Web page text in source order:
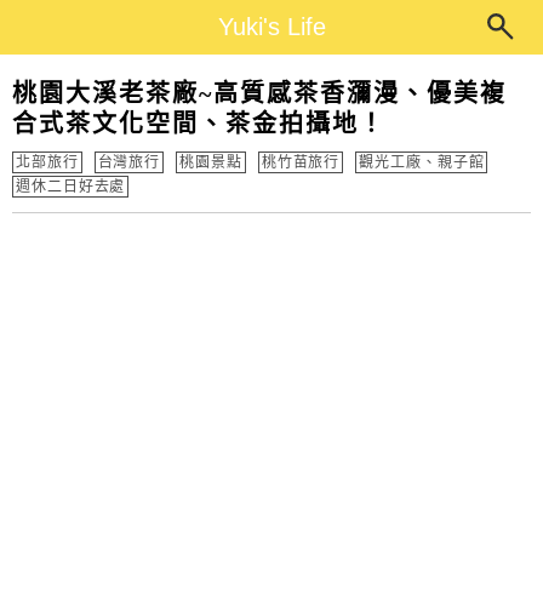
Yuki's Life
桃園大溪老茶廠~高質感茶香瀰漫、優美複
合式茶文化空間、茶金拍攝地！
北部旅行 台灣旅行 桃園景點 桃竹苗旅行
觀光工廠、親子館
週休二日好去處